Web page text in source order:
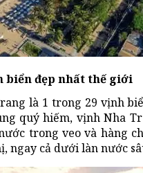
biển đẹp nhất thế giới
là 1 trong 29 vịnh
quý hiếm, vịnh Nha
trong veo và hàng
cả dưới làn nước